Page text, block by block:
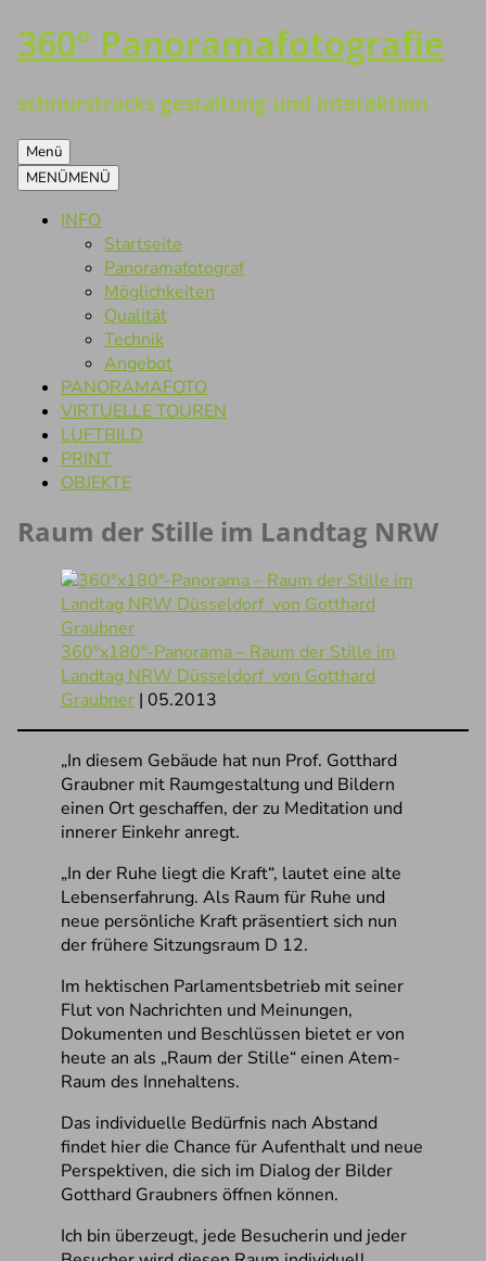
Zum
Inhalt
360° Panoramafotografie
schnurstracks gestaltung und interaktion
Menü
MENÜMENÜ
INFO
Startseite
Panoramafotograf
Möglichkeiten
Qualität
Technik
Angebot
PANORAMAFOTO
VIRTUELLE TOUREN
LUFTBILD
PRINT
OBJEKTE
Raum der Stille im Landtag NRW
360°x180°-Panorama – Raum der Stille im
Landtag NRW Düsseldorf von Gotthard
Graubner | 05.2013
„In diesem Gebäude hat nun Prof. Gotthard
Graubner mit Raumgestaltung und Bildern
einen Ort geschaffen, der zu Meditation und
innerer Einkehr anregt.
„In der Ruhe liegt die Kraft“, lautet eine alte
Lebenserfahrung. Als Raum für Ruhe und
neue persönliche Kraft präsentiert sich nun
der frühere Sitzungsraum D 12.
Im hektischen Parlamentsbetrieb mit seiner
Flut von Nachrichten und Meinungen,
Dokumenten und Beschlüssen bietet er von
heute an als „Raum der Stille“ einen Atem-
Raum des Innehaltens.
Das individuelle Bedürfnis nach Abstand
findet hier die Chance für Aufenthalt und neue
Perspektiven, die sich im Dialog der Bilder
Gotthard Graubners öffnen können.
Ich bin überzeugt, jede Besucherin und jeder